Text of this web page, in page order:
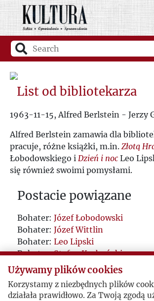
List od bibliotekarza
1963-11-15, Alfred Berlstein - Jerzy
Alfred Berlstein zamawia dla
pracuje, różne książki, m.in. Złotą
Łobodowskiego i Dzień i noc Leo
się również swoimi pomysłami.
Postacie powiązane
Bohater: Józef Łobodowski
Bohater: Józef Wittlin
Bohater: Leo Lipski
Bohater:Stefan Korboński
Bohater:
Wincenty Witos
Używamy plików cookies
Korzystamy z niezbędnych plików
działała prawidłowo. Za Twoją zgodą